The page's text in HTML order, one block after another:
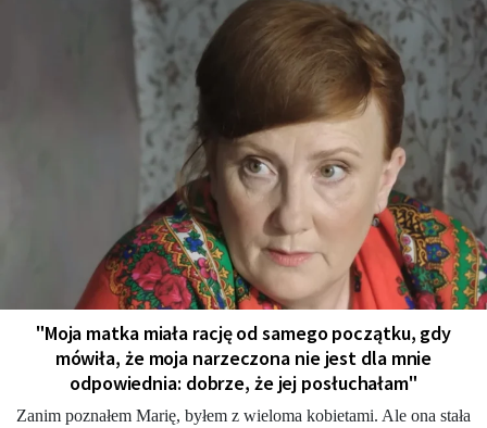
"Moja matka miała rację od samego początku, gdy
mówiła, że moja narzeczona nie jest dla mnie
odpowiednia: dobrze, że jej posłuchałam"
Zanim poznałem Marię, byłem z wieloma kobietami. Ale ona stała